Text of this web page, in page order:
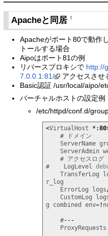
Apacheと同居†
Apacheがポート80で動作
トールする場合
Aipoはポート81の例
リバースプロキシで http://
7.0.0.1:81/
アクセスさせ
Basic認証 /usr/local/aipo/
バーチャルホストの設定例
/etc/httpd/conf.d/
<VirtualHost *:80
ServerName
ServerAdmin
#    LogLevel
TransferLog
r_log
    ErrorLog logs
CustomLog
g combined env=!
    #
---